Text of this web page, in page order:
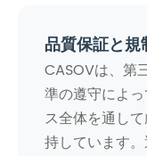
品質保証と規
CASOVは、第
準の遵守によ
ス全体を通し
持しています